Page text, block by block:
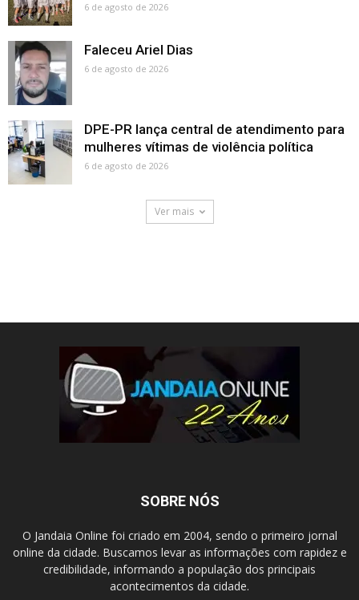
6 de agosto de 2026
Faleceu Ariel Dias
6 de agosto de 2026
DPE-PR lança central de atendimento para
mulheres vítimas de violência política
6 de agosto de 2026
Ver mais
SOBRE NÓS
O Jandaia Online foi criado em 2004, sendo o primeiro jornal
online da cidade. Buscamos levar as informações com rapidez e
credibilidade, informando a população dos principais
acontecimentos da cidade.